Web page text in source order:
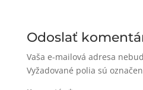
Odoslať
Vaša e-mailová adresa
Vyžadované polia sú